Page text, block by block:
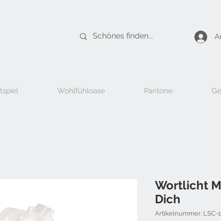
Wohlfühloase Pantone
Wortlicht
Dich
Artikelnummer: LSC-